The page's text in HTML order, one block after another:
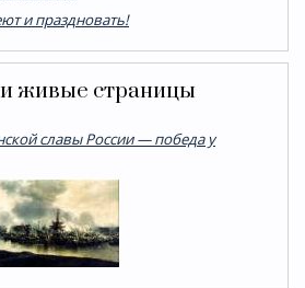
и праздновать!
живые страницы
славы России — победа у